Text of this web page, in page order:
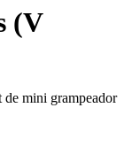
(V
mini grampeador